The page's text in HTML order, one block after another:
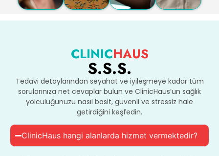
CLINICHAUS
S.S.S.
Tedavi detaylarından seyahat ve iyileşmeye kadar tüm
sorularınıza net cevaplar bulun ve ClinicHaus’un sağlık
yolculuğunuzu nasıl basit, güvenli ve stressiz hale
getirdiğini keşfedin.
ClinicHaus hangi alanlarda hizmet vermektedir?